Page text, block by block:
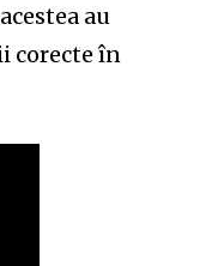
au
corecte în